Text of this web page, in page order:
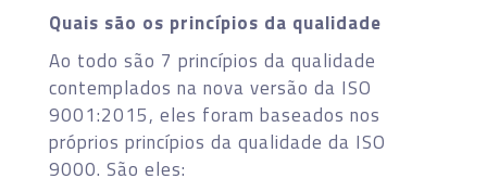
Quais são os princípios da qualidade
Ao todo são 7 princípios da qualidade
contemplados na nova versão da ISO
9001:2015, eles foram baseados nos
próprios princípios da qualidade da ISO
9000. São eles: